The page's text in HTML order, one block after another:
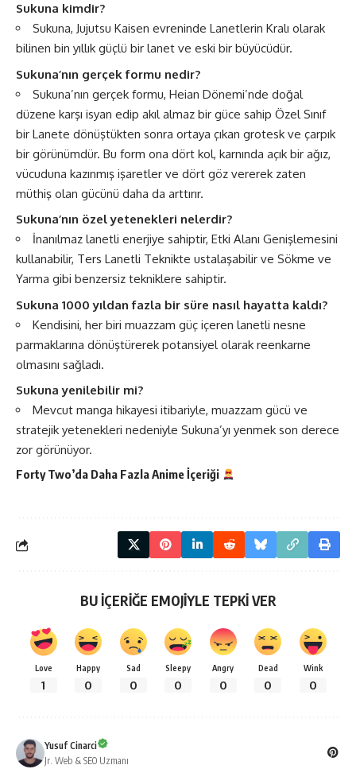
Sukuna kimdir?
Sukuna, Jujutsu Kaisen evreninde Lanetlerin Kralı olarak
bilinen bin yıllık güçlü bir lanet ve eski bir büyücüdür.
Sukuna’nın gerçek formu nedir?
Sukuna’nın gerçek formu, Heian Dönemi’nde doğal
düzene karşı isyan edip akıl almaz bir güce sahip Özel Sınıf
bir Lanete dönüştükten sonra ortaya çıkan grotesk ve çarpık
bir görünümdür. Bu form ona dört kol, karnında açık bir ağız,
vücuduna kazınmış işaretler ve dört göz vererek zaten
müthiş olan gücünü daha da arttırır.
Sukuna’nın özel yetenekleri nelerdir?
İnanılmaz lanetli enerjiye sahiptir, Etki Alanı Genişlemesini
kullanabilir, Ters Lanetli Teknikte ustalaşabilir ve Sökme ve
Yarma gibi benzersiz tekniklere sahiptir.
Sukuna 1000 yıldan fazla bir süre nasıl hayatta kaldı?
Kendisini, her biri muazzam güç içeren lanetli nesne
parmaklarına dönüştürerek potansiyel olarak reenkarne
olmasını sağladı.
Sukuna yenilebilir mi?
Mevcut manga hikayesi itibariyle, muazzam gücü ve
stratejik yetenekleri nedeniyle Sukuna’yı yenmek son derece
zor görünüyor.
Forty Two’da Daha FazlaAnimeİçeriği
BU İÇERİĞE EMOJİYLE TEPKİ VER
Love
1
Happy
0
Sad
0
Sleepy
0
Angry
0
Dead
0
Wink
0
Yusuf Cinarci
Jr. Web & SEO Uzmanı